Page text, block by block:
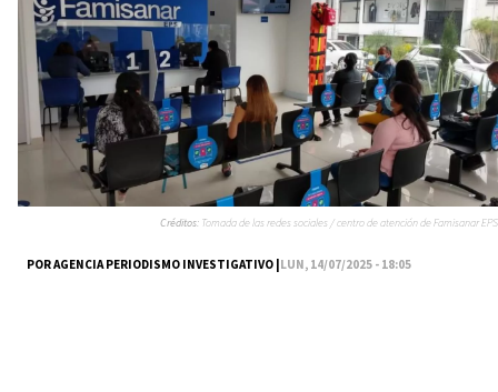
POR AGENCIA PERIODISMO INVESTIGATIVO |LUN, 14/07/2025 - 18:05
Créditos: Tomada de las redes sociales / centro de atención de Famisanar EPS